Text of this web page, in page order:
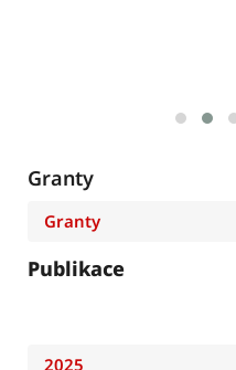
Granty
Granty
Publikace
2025